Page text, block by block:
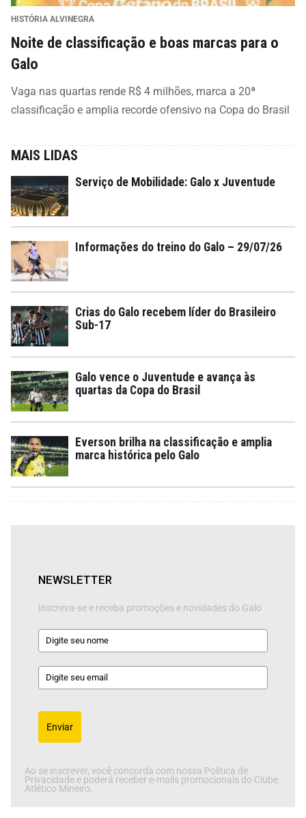
HISTÓRIA ALVINEGRA
Noite de classificação e boas marcas para o
Galo
Vaga nas quartas rende R$ 4 milhões, marca a 20ª
classificação e amplia recorde ofensivo na Copa do Brasil
MAIS LIDAS
Serviço de Mobilidade: Galo x Juventude
Informações do treino do Galo – 29/07/26
Crias do Galo recebem líder do Brasileiro
Sub-17
Galo vence o Juventude e avança às
quartas da Copa do Brasil
Everson brilha na classificação e amplia
marca histórica pelo Galo
NEWSLETTER
Inscreva-se e receba promoções e novidades do Galo
Enviar
Ao se inscrever, você concorda com nossa Política de
Privacidade e poderá receber e-mails promocionais do Clube
Atlético Mineiro.